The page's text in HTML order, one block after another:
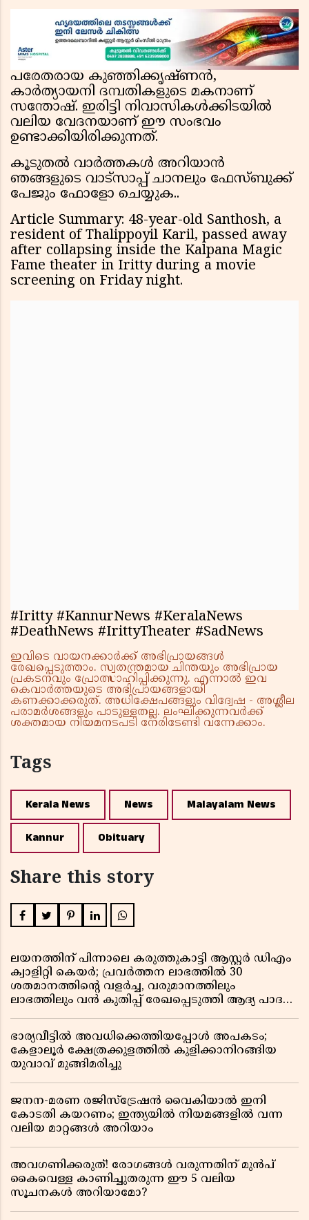
പരേതരായ കുഞ്ഞിക്കൃഷ്ണൻ,
കാർത്യായനി ദമ്പതികളുടെ മകനാണ്
സന്തോഷ്. ഇരിട്ടി നിവാസികൾക്കിടയിൽ
വലിയ വേദനയാണ് ഈ സംഭവം
ഉണ്ടാക്കിയിരിക്കുന്നത്.
കൂടുതൽ വാർത്തകൾ അറിയാൻ
ഞങ്ങളുടെ വാട്സാപ്പ് ചാനലും ഫേസ്ബുക്ക്
പേജും ഫോളോ ചെയ്യുക..
Article Summary: 48-year-old Santhosh, a
resident of Thalippoyil Karil, passed away
after collapsing inside the Kalpana Magic
Fame theater in Iritty during a movie
screening on Friday night.
#Iritty #KannurNews #KeralaNews
#DeathNews #IrittyTheater #SadNews
ഇവിടെ വായനക്കാർക്ക് അഭിപ്രായങ്ങൾ
രേഖപ്പെടുത്താം. സ്വതന്ത്രമായ ചിന്തയും അഭിപ്രായ
പ്രകടനവും പ്രോത്സാഹിപ്പിക്കുന്നു. എന്നാൽ ഇവ
കെവാർത്തയുടെ അഭിപ്രായങ്ങളായി
കണക്കാക്കരുത്. അധിക്ഷേപങ്ങളും വിദ്വേഷ - അശ്ലീല
പരാമർശങ്ങളും പാടുള്ളതല്ല. ലംഘിക്കുന്നവർക്ക്
ശക്തമായ നിയമനടപടി നേരിടേണ്ടി വന്നേക്കാം.
Tags
Kerala News News Malayalam News
Kannur Obituary
Share this story
ലയനത്തിന് പിന്നാലെ കരുത്തുകാട്ടി ആസ്റ്റർ ഡിഎം
ക്വാളിറ്റി കെയർ; പ്രവർത്തന ലാഭത്തിൽ 30
ശതമാനത്തിൻ്റെ വളർച്ച, വരുമാനത്തിലും
ലാഭത്തിലും വൻ കുതിപ്പ് രേഖപ്പെടുത്തി ആദ്യ പാദ
ഭാര്യവീട്ടിൽ അവധിക്കെത്തിയപ്പോൾ അപകടം;
കേളാലൂർ ക്ഷേത്രക്കുളത്തിൽ കുളിക്കാനിറങ്ങിയ
യുവാവ് മുങ്ങിമരിച്ചു
ജനന-മരണ രജിസ്ട്രേഷൻ വൈകിയാൽ ഇനി
കോടതി കയറണം; ഇന്ത്യയിൽ നിയമങ്ങളിൽ വന്ന
വലിയ മാറ്റങ്ങൾ അറിയാം
അവഗണിക്കരുത്! രോഗങ്ങൾ വരുന്നതിന് മുൻപ്
കൈവെള്ള കാണിച്ചുതരുന്ന ഈ 5 വലിയ
സൂചനകൾ അറിയാമോ?